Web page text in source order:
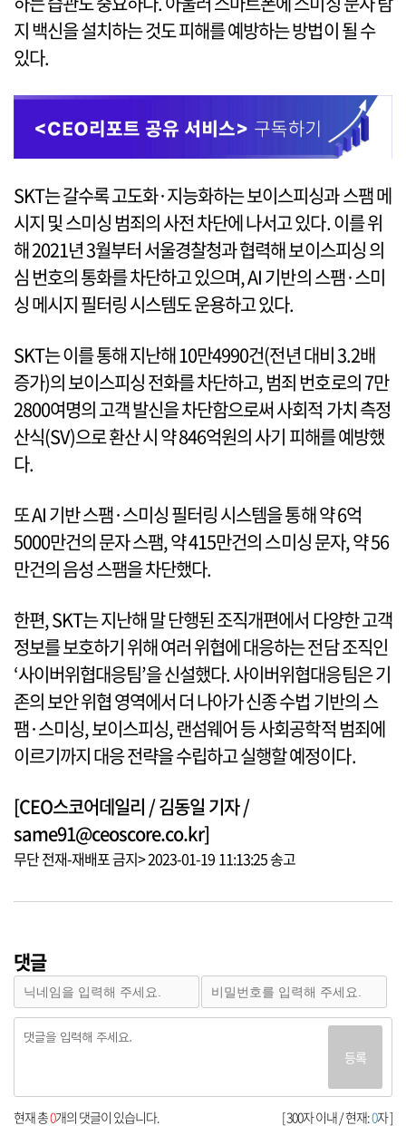
지 백신을 설치하는 것도 피해를 예방하는 방법이 될 수
있다.
SKT는 갈수록 고도화·지능화하는 보이스피싱과 스팸 메
시지 및 스미싱 범죄의 사전 차단에 나서고 있다. 이를 위
해 2021년 3월부터 서울경찰청과 협력해 보이스피싱 의
심 번호의 통화를 차단하고 있으며, AI 기반의 스팸·스미
싱 메시지 필터링 시스템도 운용하고 있다.
SKT는 이를 통해 지난해 10만4990건(전년 대비 3.2배
증가)의 보이스피싱 전화를 차단하고, 범죄 번호로의 7만
2800여명의 고객 발신을 차단함으로써 사회적 가치 측정
산식(SV)으로 환산 시 약 846억원의 사기 피해를 예방했
다.
또 AI 기반 스팸·스미싱 필터링 시스템을 통해 약 6억
5000만건의 문자 스팸, 약 415만건의 스미싱 문자, 약 56
만건의 음성 스팸을 차단했다.
한편, SKT는 지난해 말 단행된 조직개편에서 다양한 고객
정보를 보호하기 위해 여러 위협에 대응하는 전담 조직인
‘사이버위협대응팀’을 신설했다. 사이버위협대응팀은 기
존의 보안 위협 영역에서 더 나아가 신종 수법 기반의 스
팸·스미싱, 보이스피싱, 랜섬웨어 등 사회공학적 범죄에
이르기까지 대응 전략을 수립하고 실행할 예정이다.
[CEO스코어데일리 / 김동일 기자 /
same91@ceoscore.co.kr]
무단 전재-재배포 금지> 2023-01-19 11:13:25 송고
댓글
등록
[ 300자 이내 / 현재:0자 ]
현재 총0개의 댓글이 있습니다.